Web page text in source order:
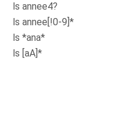
ls annee4?
ls annee[!0-9]*
ls *ana*
ls [aA]*